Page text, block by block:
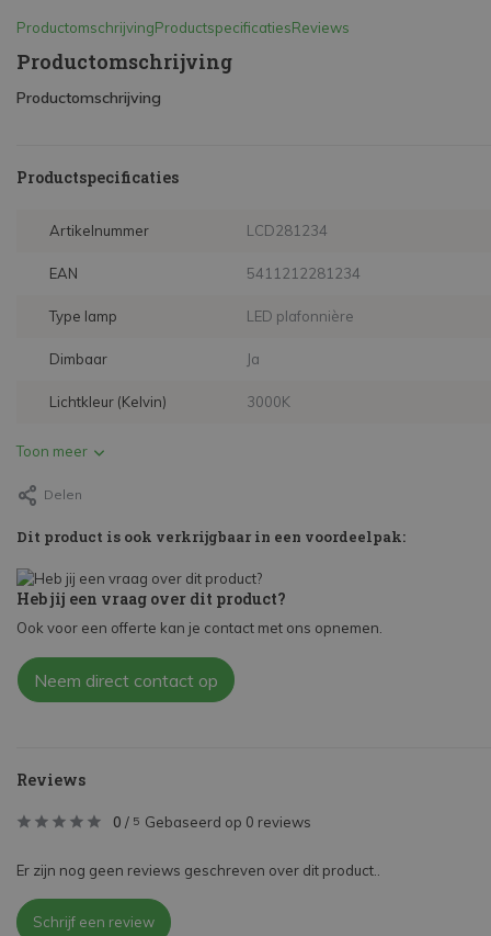
ProductomschrijvingProductspecificatiesReviews
Productomschrijving
Productomschrijving
Productspecificaties
Artikelnummer LCD281234
EAN 5411212281234
Type lamp LED plafonnière
Dimbaar Ja
Lichtkleur (Kelvin) 3000K
Toon meer
Delen
Dit product is ook verkrijgbaar in een voordeelpak:
Heb jij een vraag over dit product?
Ook voor een offerte kan je contact met ons opnemen.
Neem direct contact op
Reviews
0 / 5 Gebaseerd op 0 reviews
Er zijn nog geen reviews geschreven over dit product..
Schrijf een review